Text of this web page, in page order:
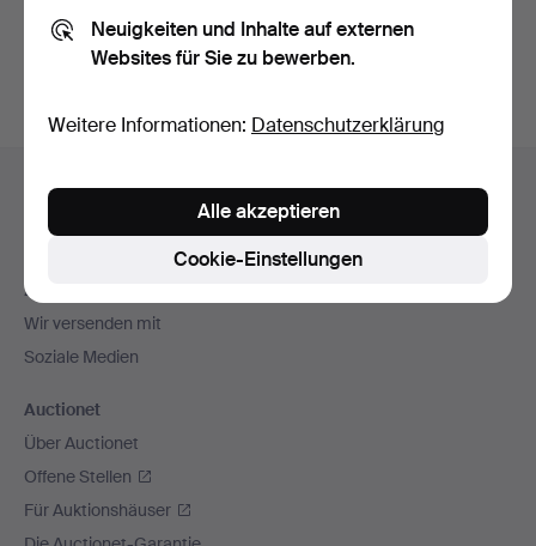
Archiv
suchen.
Navigation
Hilfe und Kontakt
Kontakt mit dem Support aufnehmen
Zahlungsweisen
Wir versenden mit
Soziale Medien
Auctionet
Über Auctionet
Offene Stellen
Für Auktionshäuser
Neuigkeiten und Inhalte auf externen
Websites für Sie zu bewerben.
Weitere Informationen: Datenschutzerklärung
Cookie-Einstellungen
Alle akzeptieren